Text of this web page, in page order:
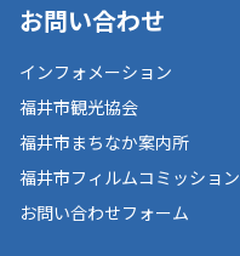
お問い合わせ
インフォメーション
福井市観光協会
福井市まちなか案内所
福井市フィルムコミッション
お問い合わせフォーム